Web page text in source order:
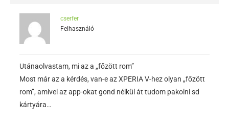
cserfer
Felhasználó
Utánaolvastam, mi az a „főzött rom”
Most már az a kérdés, van-e az XPERIA V-hez olyan „főzött
rom”, amivel az app-okat gond nélkül át tudom pakolni sd
kártyára…